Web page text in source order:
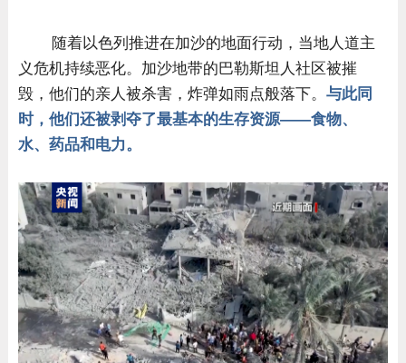
随着以色列推进在加沙的地面行动，当地人道主
义危机持续恶化。加沙地带的巴勒斯坦人社区被摧
毁，他们的亲人被杀害，炸弹如雨点般落下。与此同
时，他们还被剥夺了最基本的生存资源——食物、
水、药品和电力。